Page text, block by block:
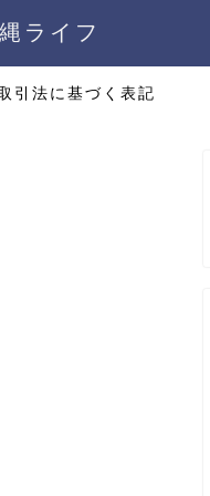
ライフ
引法に基づく表記